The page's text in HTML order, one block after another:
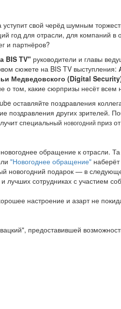
свой черёд шумным
год для отрасли, для компаний в
и партнёров?
BIS TV" руководители и главы
сюжете на BIS TV выступления:
Медведовского (Digital
о том, какие сюрпризы несёт всем
оставляйте поздравления
поздравления других зрителей.
специальный новогодний приз
обращение к отрасли.
"Новогоднее обращение" наберёт
новогодний подарок — в
лучших сотрудниках с участием
настроение и азарт не
предоставившей